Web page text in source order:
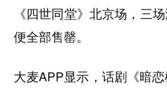
《四世同堂》北京场，三
便全部售罄。
大麦APP显示，话剧《暗